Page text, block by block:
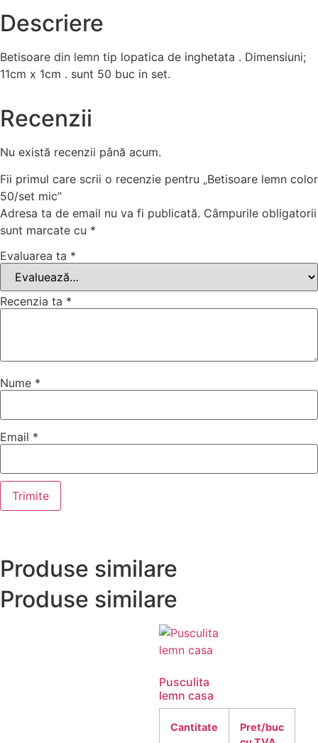
Descriere
Betisoare din lemn tip lopatica de inghetata . Dimensiuni;
11cm x 1cm . sunt 50 buc in set.
Recenzii
Nu există recenzii până acum.
Fii primul care scrii o recenzie pentru „Betisoare lemn color
50/set mic”
Adresa ta de email nu va fi publicată. Câmpurile obligatorii
sunt marcate cu *
Evaluarea ta *
Recenzia ta *
Nume *
Email *
Produse similare
Produse similare
Pusculita
lemn casa
Cantitate
Pret/buc